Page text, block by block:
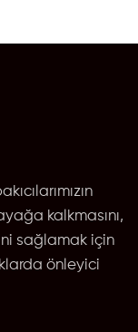
kalkmasını,
sağlamak için
önleyici